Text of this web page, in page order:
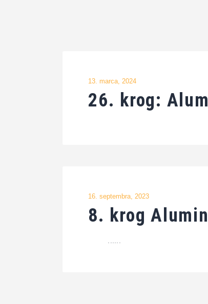
13. marca, 2024
26. krog:
16. septembra, 2023
8. krog